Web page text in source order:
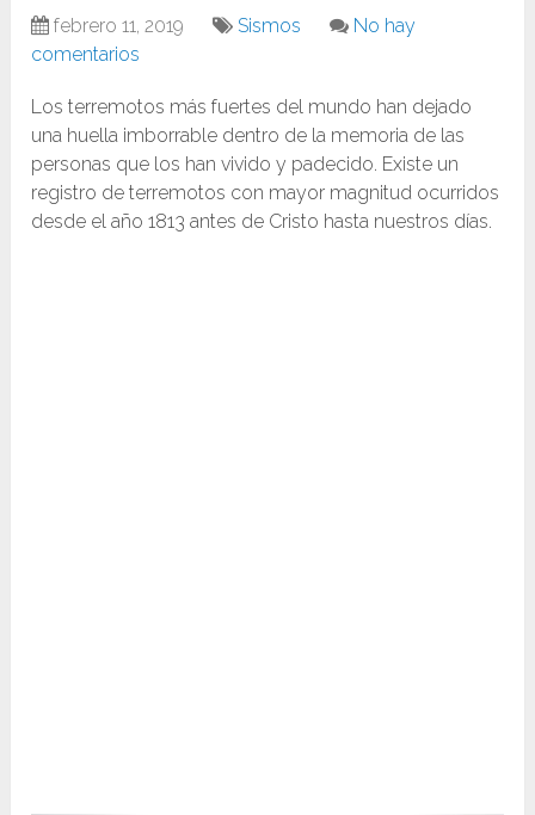
febrero 11, 2019 Sismos
No hay
comentarios
Los terremotos más fuertes del mundo han dejado
una huella imborrable dentro de la memoria de las
personas que los han vivido y padecido. Existe un
registro de terremotos con mayor magnitud ocurridos
desde el año 1813 antes de Cristo hasta nuestros días.